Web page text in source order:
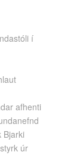
í
afhenti
Bjarki
úr